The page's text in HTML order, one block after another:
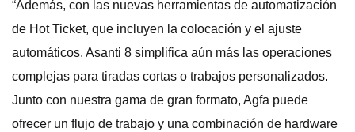
“Además, con las nuevas herramientas de automatización
de Hot Ticket, que incluyen la colocación y el ajuste
automáticos, Asanti 8 simplifica aún más las operaciones
complejas para tiradas cortas o trabajos personalizados.
Junto con nuestra gama de gran formato, Agfa puede
ofrecer un flujo de trabajo y una combinación de hardware